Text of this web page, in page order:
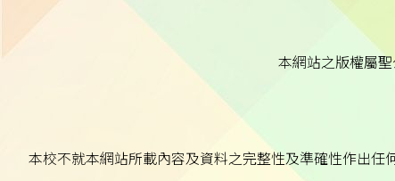
本網站之版權屬
本校不就本網站所載內容及資料之完整性及準確性作出